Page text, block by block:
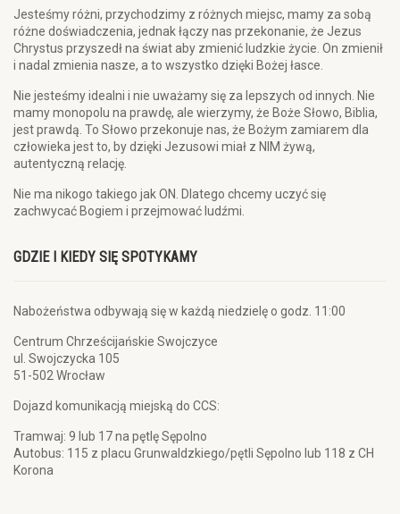
Jesteśmy różni, przychodzimy z różnych miejsc, mamy za sobą
różne doświadczenia, jednak łączy nas przekonanie, że Jezus
Chrystus przyszedł na świat aby zmienić ludzkie życie. On zmienił
i nadal zmienia nasze, a to wszystko dzięki Bożej łasce.
Nie jesteśmy idealni i nie uważamy się za lepszych od innych. Nie
mamy monopolu na prawdę, ale wierzymy, że Boże Słowo, Biblia,
jest prawdą. To Słowo przekonuje nas, że Bożym zamiarem dla
człowieka jest to, by dzięki Jezusowi miał z NIM żywą,
autentyczną relację.
Nie ma nikogo takiego jak ON. Dlatego chcemy uczyć się
zachwycać Bogiem i przejmować ludźmi.
GDZIE I KIEDY SIĘ SPOTYKAMY
Nabożeństwa odbywają się w każdą niedzielę o godz. 11:00
Centrum Chrześcijańskie Swojczyce
ul. Swojczycka 105
51-502 Wrocław
Dojazd komunikacją miejską do CCS:
Tramwaj: 9 lub 17 na pętlę Sępolno
Autobus: 115 z placu Grunwaldzkiego/pętli Sępolno lub 118 z CH
Korona